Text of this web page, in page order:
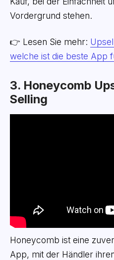
Vordergrund stehen.
👉 Lesen Sie mehr:
welche ist die beste App
3. Honeycomb
Selling
Honeycomb ist eine
App, mit der Händler